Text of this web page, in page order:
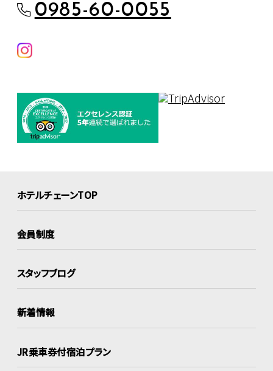
0985-60-0055
ホテルチェーンTOP
会員制度
スタッフブログ
新着情報
JR乗車券付宿泊プラン